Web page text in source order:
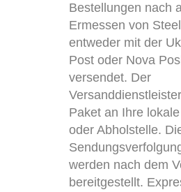
Bestellungen nach
Ermessen von
entweder mit der
Post oder Nova
versendet. Der
Paket an Ihre
oder Abholstelle.
werden nach dem
bereitgestellt.